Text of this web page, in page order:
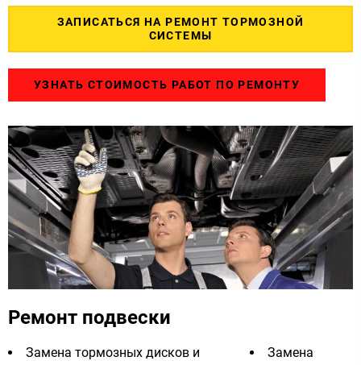
ЗАПИСАТЬСЯ НА РЕМОНТ ТОРМОЗНОЙ
СИСТЕМЫ
УЗНАТЬ СТОИМОСТЬ РАБОТ ПО РЕМОНТУ
Ремонт подвески
Замена тормозных дисков и
Замена